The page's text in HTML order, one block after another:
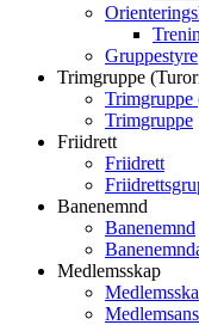
Gruppestyre
Trimgruppe
Trimgruppe
Trimgruppe
Friidrett
Friidrett
Banenemnd
Banenemnd
Medlemsskap